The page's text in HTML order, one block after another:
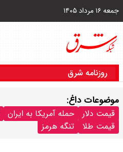
جمعه ۱۶ مرداد ۱۴۰۵
روزنامه شرق
موضوعات داغ:
قیمت دلار حمله آمریکا به ایران
قیمت طلا
تنگه هرمز